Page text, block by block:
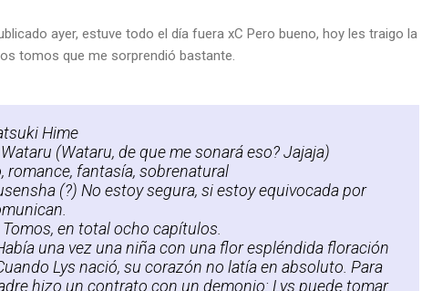
ayer, estuve todo el día fuera xC Pero bueno, hoy les traigo la
tomos que me sorprendió bastante.
Hime
(Wataru, de que me sonará eso? Jajaja)
romance, fantasía, sobrenatural
(?) No estoy segura, si estoy equivocada por
Tomos, en total ocho capítulos.
una vez una niña con una flor espléndida floración
Lys nació, su corazón no latía en absoluto. Para
hizo un contrato con un demonio: Lys puede tomar